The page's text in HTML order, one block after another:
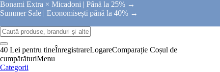
Bonami Extra × Micadoni | Până la 25% →
Summer Sale | Economisești până la 40% →
40 Lei pentru tineÎnregistrareLogareComparație Coșul de
cumpărăturiMenu
Categorii